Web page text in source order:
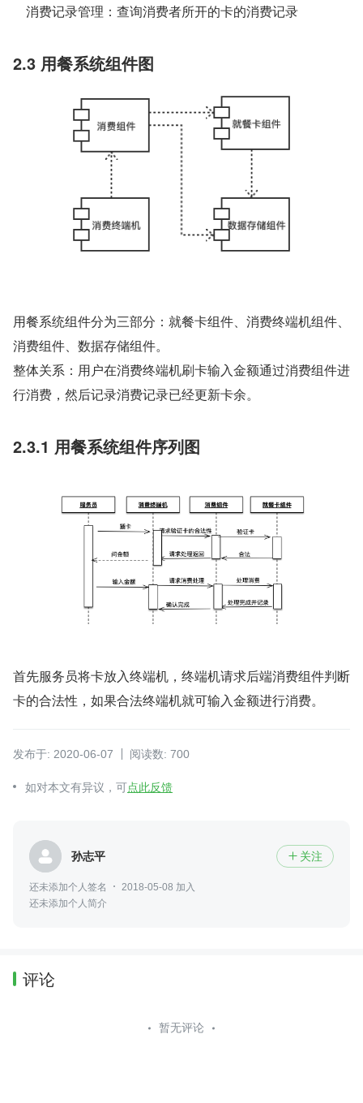
    消费记录管理：查询消费者所开的卡的消费记录
2.3 用餐系统组件图
用餐系统组件分为三部分：就餐卡组件、消费终端机组件、
消费组件、数据存储组件。
整体关系：用户在消费终端机刷卡输入金额通过消费组件进
行消费，然后记录消费记录已经更新卡余。
2.3.1 用餐系统组件序列图
首先服务员将卡放入终端机，终端机请求后端消费组件判断
卡的合法性，如果合法终端机就可输入金额进行消费。
发布于: 2020-06-07 阅读数: 700
如对本文有异议，可点此反馈
孙志平  关注
还未添加个人签名
2018-05-08 加入
还未添加个人简介
评论
暂无评论